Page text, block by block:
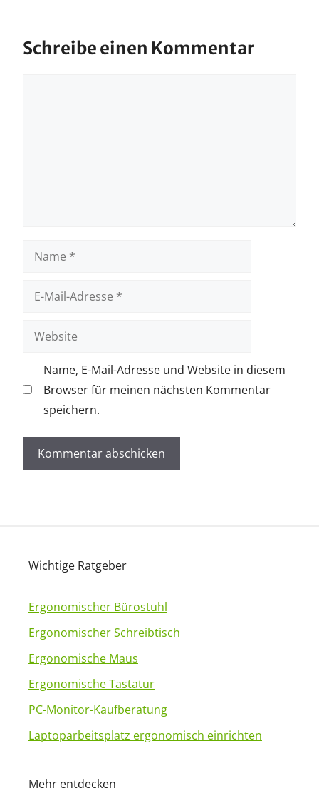
Schreibe einen Kommentar
Name
Adresse
Website
Name, E-Mail-Adresse und Website in diesem
Browser für meinen nächsten Kommentar
speichern.
e
Wichtige Ratgeber
Ergonomischer Bürostuhl
Ergonomischer Schreibtisch
Ergonomische Maus
Ergonomische Tastatur
PC-Monitor-Kaufberatung
Laptoparbeitsplatz ergonomisch einrichten
Mehr entdecken